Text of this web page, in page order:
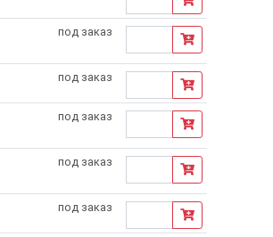
под заказ
под заказ
под заказ
под заказ
под заказ